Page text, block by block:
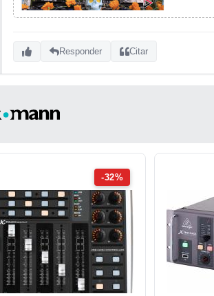
Responder Citar
-32%